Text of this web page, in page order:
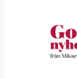
19.